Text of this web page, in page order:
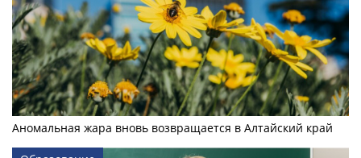
Аномальная жара вновь возвращается в Алтайский край